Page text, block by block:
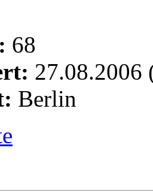
68
27.08.2006
Berlin